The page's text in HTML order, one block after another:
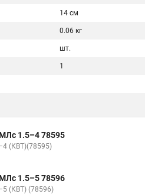
14 см
0.06 кг
шт.
1
1.5–4 78595
(КВТ)(78595)
1.5–5 78596
(КВТ) (78596)